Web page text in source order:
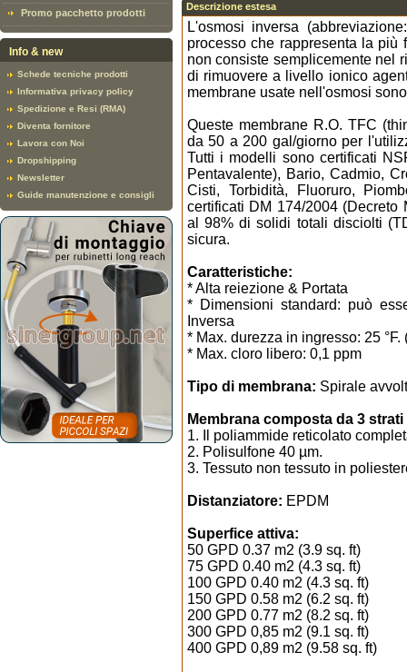
Promo pacchetto prodotti
Info & new
Schede tecniche prodotti
Informativa privacy policy
Spedizione e Resi (RMA)
Diventa fornitore
Lavora con Noi
Dropshipping
Newsletter
Guide manutenzione e consigli
Descrizione estesa
L'osmosi inversa
processo che rappresenta la
non consiste semplicemente nel
di rimuovere a livello ionico
membrane usate nell'osmosi
Queste membrane R.O. TFC
da 50 a 200 gal/giorno per
Tutti i modelli sono certificati
Pentavalente), Bario, Cadmio,
Cisti, Torbidità, Fluoruro,
certificati DM 174/2004 (Decreto
al 98% di solidi totali disciolti
sicura.
Caratteristiche:
* Alta reiezione & Portata
* Dimensioni standard: può
Inversa
* Max. durezza in ingresso: 25 °F.
* Max. cloro libero: 0,1 ppm
Tipo di membrana: Spirale
Membrana composta da 3 strati
1. Il poliammide reticolato
2. Polisulfone 40 µm.
3. Tessuto non tessuto in
Distanziatore: EPDM
Superfice attiva:
50 GPD 0.37 m2 (3.9 sq. ft)
75 GPD 0.40 m2 (4.3 sq. ft)
100 GPD 0.40 m2 (4.3 sq. ft)
150 GPD 0.58 m2 (6.2 sq. ft)
200 GPD 0.77 m2 (8.2 sq. ft)
300 GPD 0,85 m2 (9.1 sq. ft)
400 GPD 0,89 m2 (9.58 sq. ft)